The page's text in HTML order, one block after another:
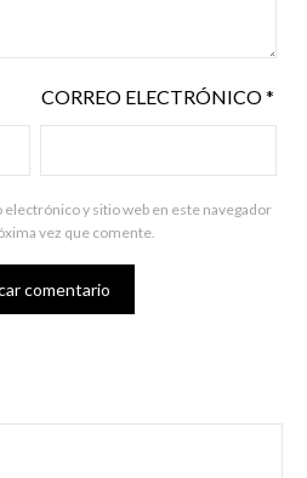
CORREO ELECTRÓNICO*
y sitio web en este navegador
vez que comente.